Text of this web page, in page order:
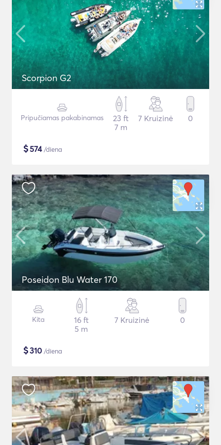
Scorpion G2
Pripučiamas pakabinamas
23 ft
7 m
7 Kruizinė 0
$574/diena
Poseidon Blu Water 170
Kita
16 ft
5 m
7 Kruizinė 0
$310 /diena